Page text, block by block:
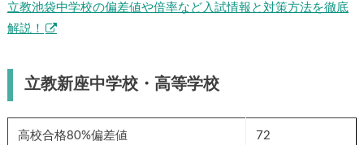
立教池袋中学校の偏差値や倍率など入試情報と対策方法を徹底
解説！
立教新座中学校・高等学校
高校合格80%偏差値 72